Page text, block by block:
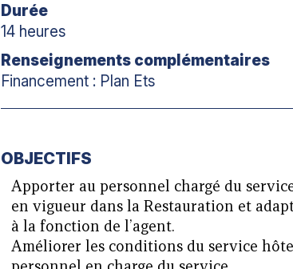
Durée
14 heures
Renseignements complémentaires
Financement : Plan Ets
OBJECTIFS
Apporter au personnel chargé du
en vigueur dans la Restauration et
à la fonction de l’agent.
Améliorer les conditions du service